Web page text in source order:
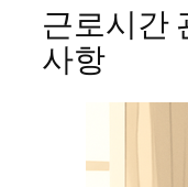
근로시간
사항